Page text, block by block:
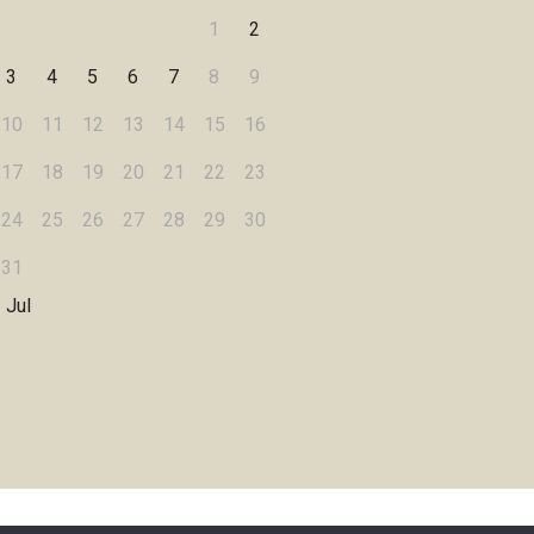
1 2
3 4 5 6 7 8 9
10 11 12 13 14 15 16
17 18 19 20 21 22 23
24 25 26 27 28 29 30
31
Jul